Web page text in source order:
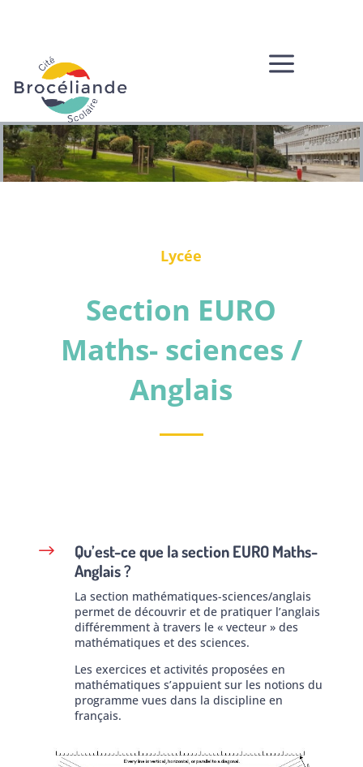
a
Lycée
Section EURO
Maths- sciences /
Anglais
$
Qu’est-ce que la section EURO Maths-
Anglais ?
La section mathématiques-sciences/anglais
permet de découvrir et de pratiquer l’anglais
différemment à travers le « vecteur » des
mathématiques et des sciences.
Les exercices et activités proposées en
mathématiques s’appuient sur les notions du
programme vues dans la discipline en
français.